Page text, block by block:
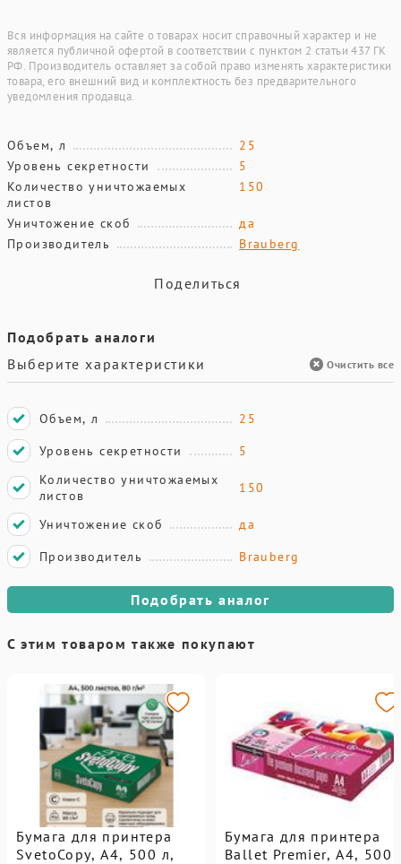
Вся информация на сайте о товарах носит справочный характер и не
является публичной офертой в соответствии с пунктом 2 статьи 437 ГК
РФ. Производитель оставляет за собой право изменять характеристики
товара, его внешний вид и комплектность без предварительного
уведомления продавца.
Объем, л
25
Уровень секретности
5
Количество уничтожаемых
листов
150
Уничтожение скоб
да
Производитель
Brauberg
Поделиться
Подобрать аналоги
Выберите характеристики
Очистить все
Объем, л
25
Уровень секретности
5
Количество уничтожаемых
листов
150
Уничтожение скоб
да
Производитель
Brauberg
Подобрать аналог
С этим товаром также покупают
Бумага для принтера
SvetoCopy, A4, 500 л,
Бумага для принтера
Ballet Premier, А4, 500